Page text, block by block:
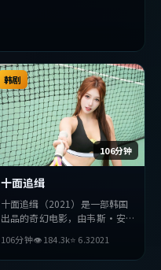
106分钟
韩剧
十面追缉
十面追缉（2021）是一部韩国
出品的奇幻电影，由韦斯·安
宪等主演。影片在叙事与视听上
力求突破，探讨人性与抉择，节
106分钟👁184.3k⭐ 6.32021